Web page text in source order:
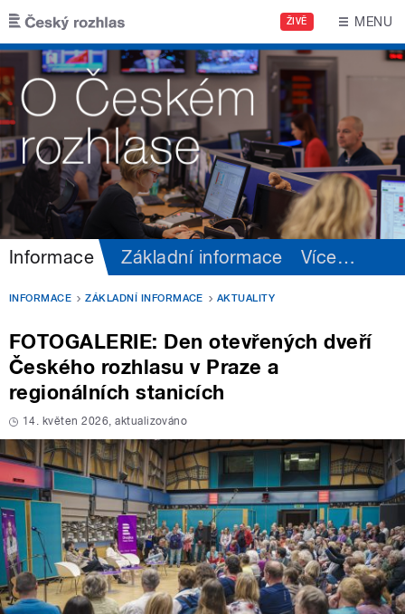
Přejít k hlavnímu obsahu
ŽIVĚ MENU
Informace Základní informace Více…
INFORMACE ZÁKLADNÍ INFORMACE AKTUALITY
FOTOGALERIE: Den otevřených dveří
Českého rozhlasu v Praze a
regionálních stanicích
14. květen 2026, aktualizováno